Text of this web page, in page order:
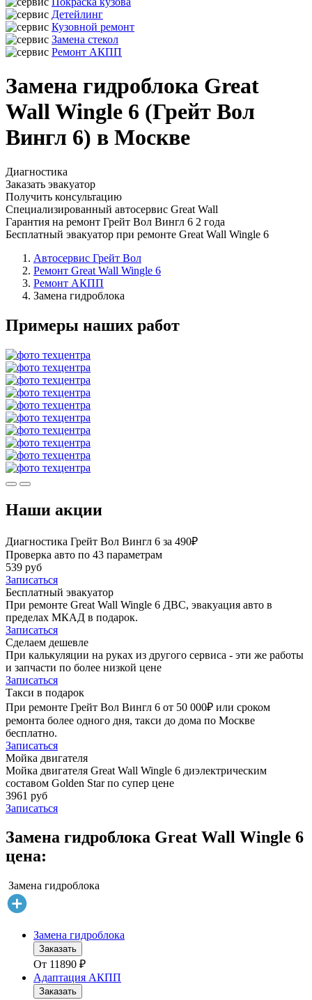
Детейлинг
Кузовной ремонт
Замена стекол
Ремонт АКПП
Замена гидроблока Great
Wall Wingle 6 (Грейт Вол
Вингл 6) в Москве
Диагностика
Заказать эвакуатор
Получить консультацию
Специализированный автосервис Great Wall
Гарантия на ремонт Грейт Вол Вингл 6 2 года
Бесплатный эвакуатор при ремонте Great Wall Wingle 6
Автосервис Грейт Вол
Ремонт Great Wall Wingle 6
Ремонт АКПП
Замена гидроблока
Примеры наших работ
Наши акции
Диагностика Грейт Вол Вингл 6 за 490₽
Проверка авто по 43 параметрам
539 руб
Записаться
Бесплатный эвакуатор
При ремонте Great Wall Wingle 6 ДВС, эвакуация авто в
пределах МКАД в подарок.
Записаться
Сделаем дешевле
При калькуляции на руках из другого сервиса - эти же работы
и запчасти по более низкой цене
Записаться
Такси в подарок
При ремонте Грейт Вол Вингл 6 от 50 000₽ или сроком
ремонта более одного дня, такси до дома по Москве
бесплатно.
Записаться
Мойка двигателя
Мойка двигателя Great Wall Wingle 6 диэлектрическим
составом Golden Star по супер цене
3961 руб
Записаться
Замена гидроблока Great Wall Wingle 6
цена:
Замена гидроблока
Замена гидроблока
Заказать
От 11890 ₽
Адаптация АКПП
Заказать